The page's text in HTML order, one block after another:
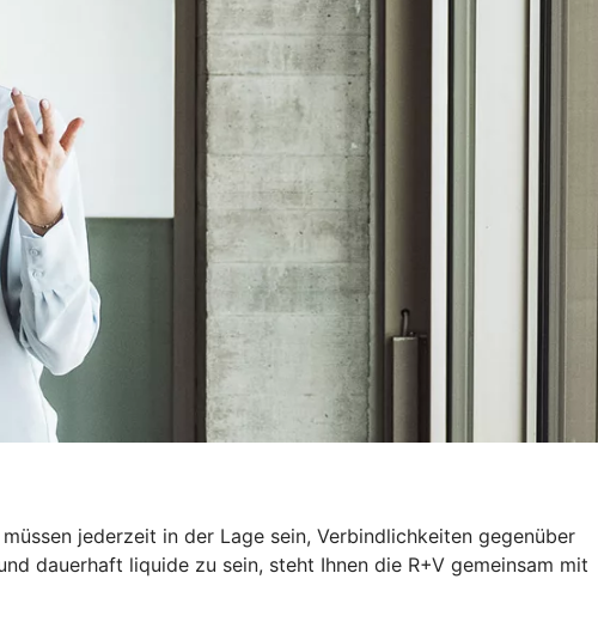
jederzeit in der Lage sein, Verbindlichkeiten gegenüber
dauerhaft liquide zu sein, steht Ihnen die R+V gemeinsam mit